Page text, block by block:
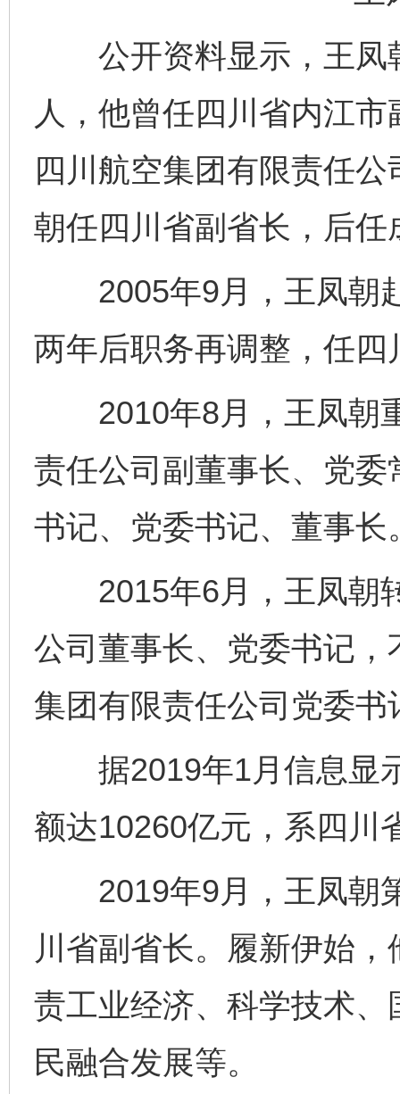
公开资料显示，王凤
人，他曾任四川省内江
四川航空集团有限责任
朝任四川省副省长，后
2005年9月，王凤朝
两年后职务再调整，任
2010年8月，王凤朝
责任公司副董事长、党
书记、党委书记、董事长
2015年6月，王凤朝
公司董事长、党委书记
集团有限责任公司党委书
据2019年1月信息显
额达10260亿元，系四川
2019年9月，王凤朝
川省副省长。履新伊始
责工业经济、科学技术
民融合发展等。
完善运行机制助力责任有效落实 一纸欠